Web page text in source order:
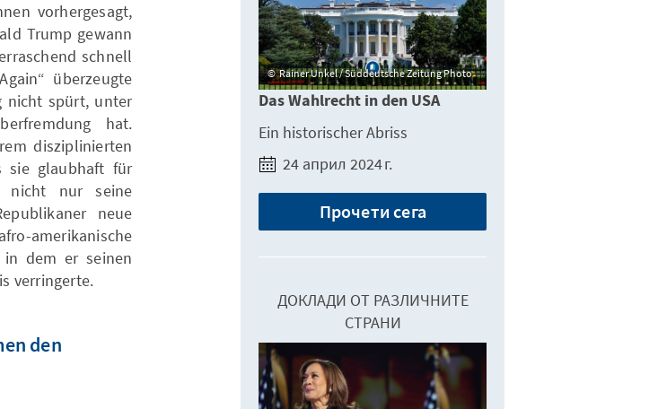
vorhergesagt,
Trump gewann
schnell
überzeugte
nicht spürt, unter
hat.
disziplinierten
sie glaubhaft für
nicht nur seine
neue
amerikanische
in dem er seinen
verringerte.
den
Rainer Unkel / Süddeutsche Zeitung Photo
Das Wahlrecht in den USA
Ein historischer Abriss
24 април 2024 г.
Прочети сега
ДОКЛАДИ ОТ РАЗЛИЧНИТЕ
СТРАНИ